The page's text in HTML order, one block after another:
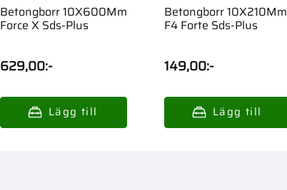
Betongborr 10X600Mm
Force X Sds-Plus
629,00:-
Betongborr 10X210Mm
F4 Forte Sds-Plus
149,00:-